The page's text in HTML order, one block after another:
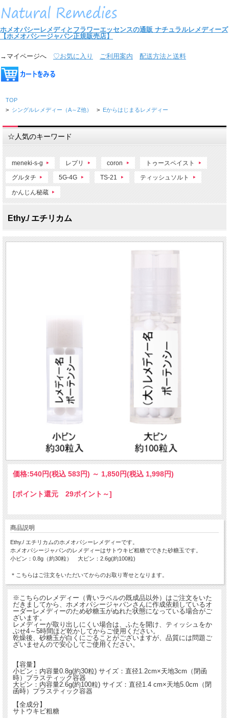
ホメオパシーレメディとフラワーエッセンスの通販 ナチュラルレメディーズ
【ホメオパシージャパン正規販売店】
→マイページへ ♡お気に入り ご利用案内 配送方法と送料
TOP
> シングルレメディー（A～Z他） > Eからはじまるレメディー
☆人気のキーワード
meneki-s-g レプリ coron トゥースペイスト
グルタチ 5G-4G TS-21 ティッシュソルト
かんじん秘蔵
Ethy./ エチリカム
価格:540円(税込 583円) ～ 1,850円(税込 1,998円)
[ポイント還元 29ポイント～]
商品説明
Ethy./ エチリカムのホメオパシーレメディーです。
ホメオパシージャパンのレメディーはサトウキビ粗糖でできた砂糖玉です。
小ビン：0.8g（約30粒） 大ビン：2.6g(約100粒)
＊こちらはご注文をいただいてからのお取り寄せとなります。
※こちらのレメディー（青いラベルの既成品以外）はご注文をいた
だきましてから、ホメオパシージャパンさんに作成依頼しているオ
ーダーレメディーのため砂糖玉がぬれた状態になっている場合がご
ざいます。
レメディーが取り出しにくい場合は、ふたを開け、ティッシュをか
ぶせ4～5時間ほど乾かしてからご使用ください。
乾燥後、砂糖玉が白くにごることがございますが、品質には問題ご
ざいませんので安心してご使用ください。
【容量】
小ビン：内容量0.8g(約30粒) サイズ：直径1.2cm×天地3cm（閉函
時）プラスティック容器
大ビン：内容量2.6g(約100粒) サイズ：直径1.4 cm×天地5.0cm（閉
函時）プラスティック容器
【全成分】
サトウキビ粗糖